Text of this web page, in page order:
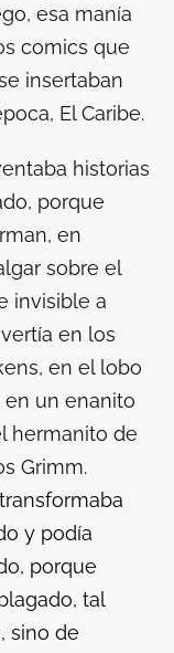
esa manía
comics que
insertaban
El Caribe.
historias
porque
, en
sobre el
invisible a
en los
en el lobo
en un enanito
hermanito de
Grimm.
y podía
porque
tal
sino de